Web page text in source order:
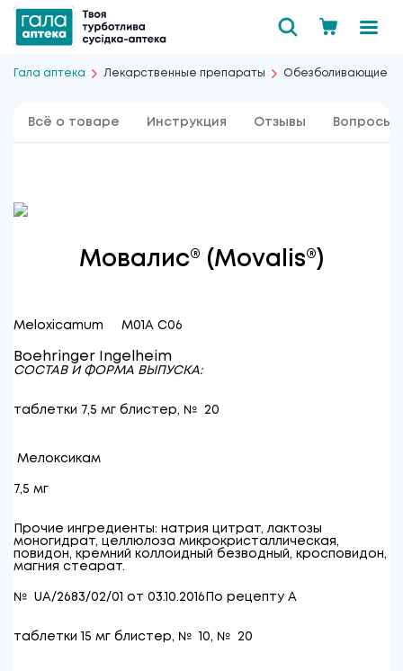
Гала аптека Лекарственные препараты Обезболивающие
Всё о товаре Инструкция Отзывы Вопросы
Мовалис® (Movalis®)
Meloxicamum M01A C06
Boehringer Ingelheim
СОСТАВ И ФОРМА ВЫПУСКА:
таблетки 7,5 мг блистер, № 20
Мелоксикам
7,5 мг
Прочие ингредиенты: натрия цитрат, лактозы
моногидрат, целлюлоза микрокристаллическая,
повидон, кремний коллоидный безводный, кросповидон,
магния стеарат.
№ UA/2683/02/01 от 03.10.2016 По рецепту A
таблетки 15 мг блистер, № 10, № 20